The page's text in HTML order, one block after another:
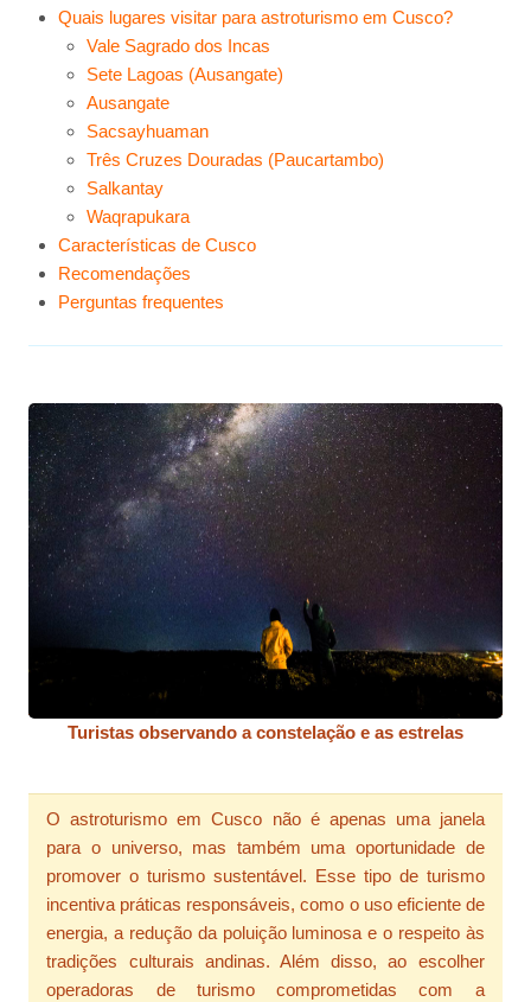
Quais lugares visitar para astroturismo em Cusco?
Vale Sagrado dos Incas
Sete Lagoas (Ausangate)
Ausangate
Sacsayhuaman
Três Cruzes Douradas (Paucartambo)
Salkantay
Waqrapukara
Características de Cusco
Recomendações
Perguntas frequentes
Turistas observando a constelação e as estrelas
O astroturismo em Cusco não é apenas uma janela
para o universo, mas também uma oportunidade de
promover o turismo sustentável. Esse tipo de turismo
incentiva práticas responsáveis, como o uso eficiente de
energia, a redução da poluição luminosa e o respeito às
tradições culturais andinas. Além disso, ao escolher
operadoras de turismo comprometidas com a